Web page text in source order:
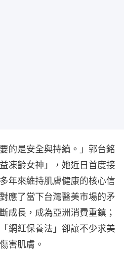
的是安全與持續。」郭台銘
凍齡女神」，她近日首度接
年來維持肌膚健康的核心信
應了當下台灣醫美市場的矛
成長，成為亞洲消費重鎮；
網紅保養法」卻讓不少求美
害肌膚。